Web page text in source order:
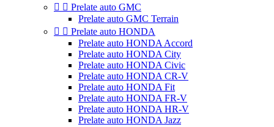
  Prelate auto GMC
Prelate auto GMC Terrain
  Prelate auto HONDA
Prelate auto HONDA Accord
Prelate auto HONDA City
Prelate auto HONDA Civic
Prelate auto HONDA CR-V
Prelate auto HONDA Fit
Prelate auto HONDA FR-V
Prelate auto HONDA HR-V
Prelate auto HONDA Jazz